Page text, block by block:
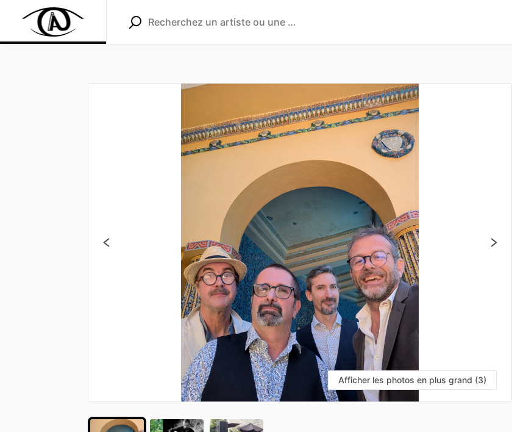
Afficher les photos en plus grand (3)